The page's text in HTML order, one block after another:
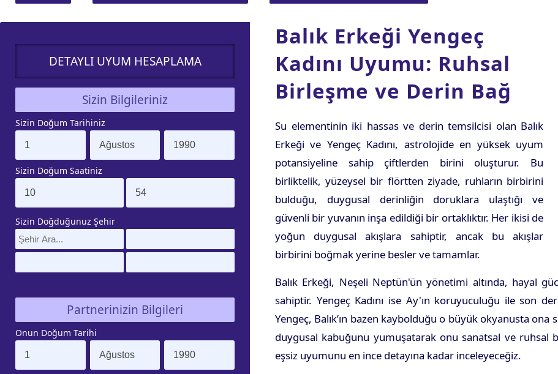
DETAYLI UYUM HESAPLAMA
Sizin Bilgileriniz
Sizin Doğum Tarihiniz
Sizin Doğum Saatiniz
Sizin Doğduğunuz Şehir
Partnerinizin Bilgileri
Onun Doğum Tarihi
Balık Erkeği Yengeç
Kadını Uyumu: Ruhsal
Birleşme ve Derin Bağ
Su elementinin iki hassas ve derin temsilcisi olan Balık
Erkeği ve Yengeç Kadını, astrolojide en yüksek uyum
potansiyeline sahip çiftlerden birini oluşturur. Bu
birliktelik, yüzeysel bir flörtten ziyade, ruhların birbirini
bulduğu, duygusal derinliğin doruklara ulaştığı ve
güvenli bir yuvanın inşa edildiği bir ortaklıktır. Her ikisi de
yoğun duygusal akışlara sahiptir, ancak bu akışlar
birbirini boğmak yerine besler ve tamamlar.
Balık Erkeği, Neşeli Neptün'ün yönetimi altında, hayal
sahiptir. Yengeç Kadını ise Ay'ın koruyuculuğu ile son
Yengeç, Balık’ın bazen kaybolduğu o büyük okyanusta ona
duygusal kabuğunu yumuşatarak onu sanatsal ve
eşsiz uyumunu en ince detayına kadar inceleyeceğiz.